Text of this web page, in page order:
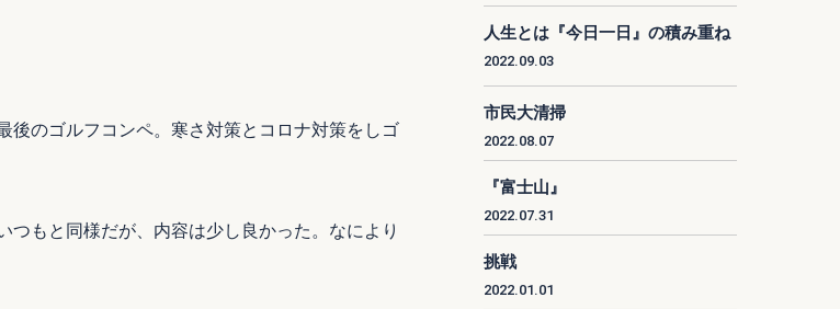
後のゴルフコンペ。寒さ対策とコロナ対策をしゴ
もと同様だが、内容は少し良かった。なにより
人生とは『今日一日』の積み重ね
2022.09.03
市民大清掃
2022.08.07
『富士山』
2022.07.31
挑戦
2022.01.01